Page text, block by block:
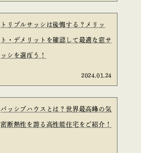
トリプルサッシは後悔する？メリッ
ト・デメリットを確認して最適な窓サ
ッシを選ぼう！
2024.01.24
パッシブハウスとは？世界最高峰の気
密断熱性を誇る高性能住宅をご紹介！